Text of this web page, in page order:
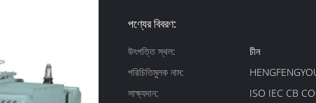
পণ্যের বিবরণ:
উৎপত্তি স্থল:
চীন
পরিচিতিমুলক নাম:
সাক্ষ্যদান:
ISO IEC CB